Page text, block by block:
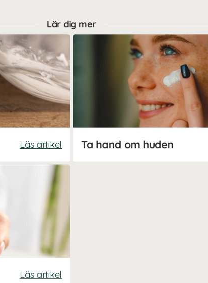
Lär dig mer
Läs artikel Ta hand om huden
Läs artikel